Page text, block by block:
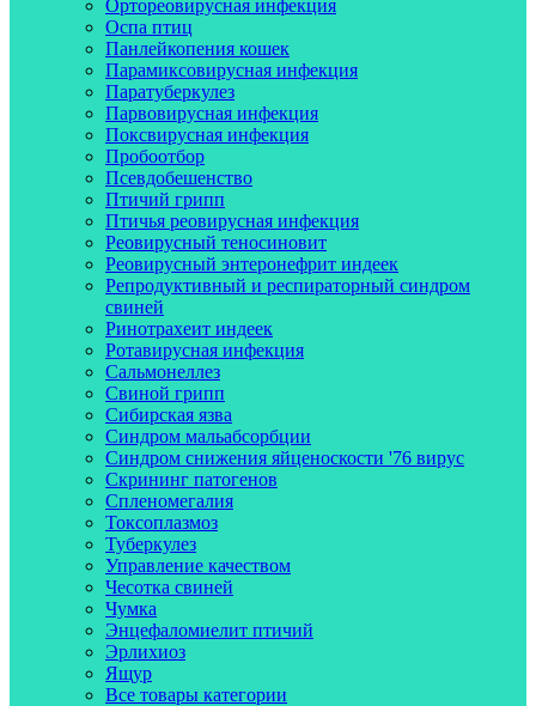
Ортореовирусная инфекция
Оспа птиц
Панлейкопения кошек
Парамиксовирусная инфекция
Паратуберкулез
Парвовирусная инфекция
Поксвирусная инфекция
Пробоотбор
Псевдобешенство
Птичий грипп
Птичья реовирусная инфекция
Реовирусный теносиновит
Реовирусный энтеронефрит индеек
Репродуктивный и респираторный синдром
свиней
Ринотрахеит индеек
Ротавирусная инфекция
Сальмонеллез
Свиной грипп
Сибирская язва
Синдром мальабсорбции
Синдром снижения яйценоскости '76 вирус
Скрининг патогенов
Спленомегалия
Токсоплазмоз
Туберкулез
Управление качеством
Чесотка свиней
Чумка
Энцефаломиелит птичий
Эрлихиоз
Ящур
Все товары категории